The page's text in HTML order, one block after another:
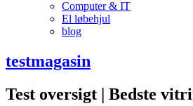
Computer & IT
El løbehjul
blog
testmagasin
Test oversigt | Bedste